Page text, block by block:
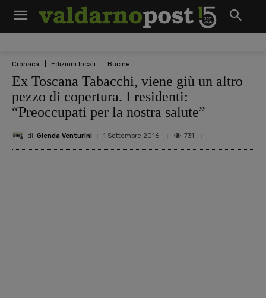
Cronaca Edizioni locali Bucine
Ex Toscana Tabacchi, viene giù un altro
pezzo di copertura. I residenti:
“Preoccupati per la nostra salute”
di Glenda Venturini 1 Settembre 2016 731